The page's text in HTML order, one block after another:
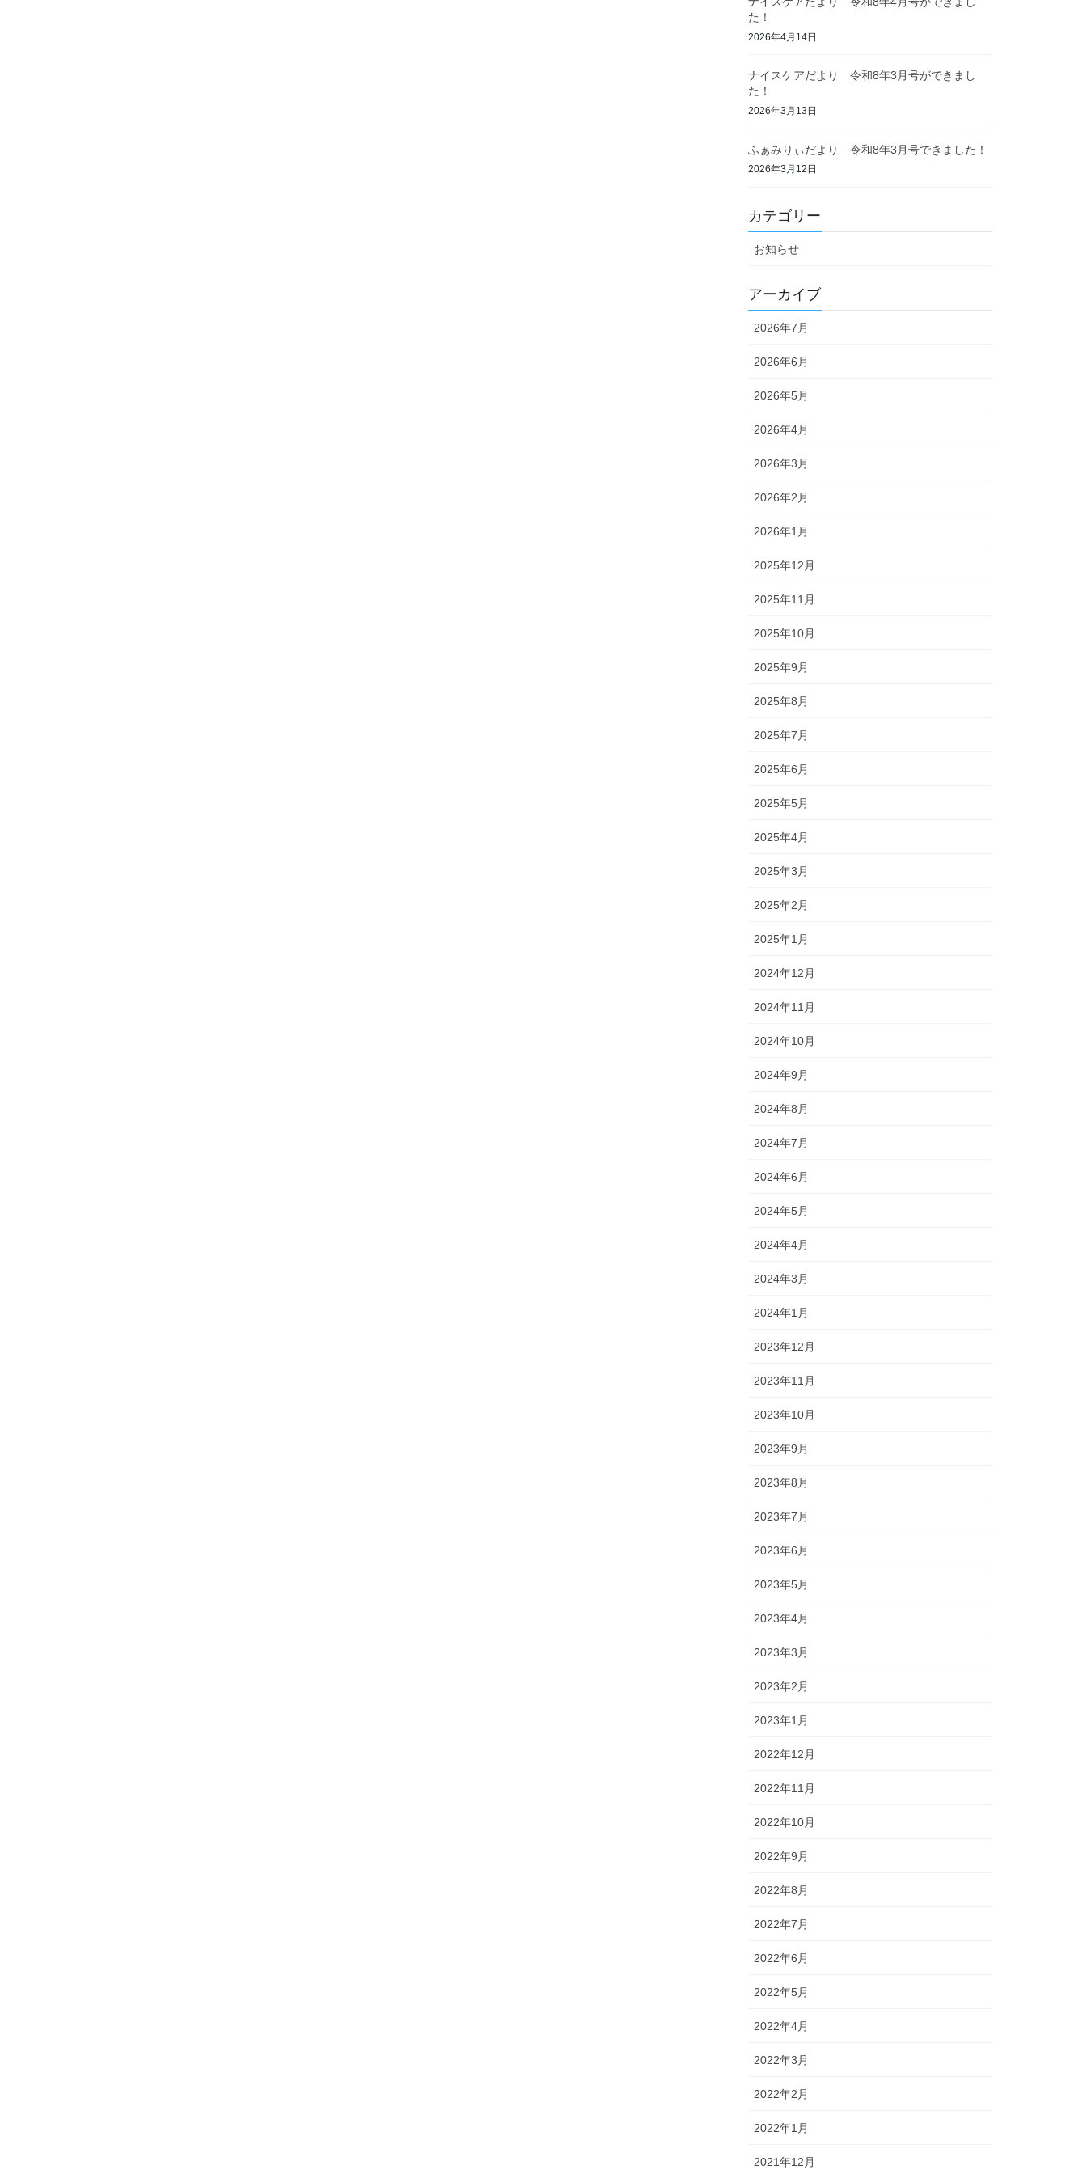
た！
2026年4月14日
ナイスケアだより 令和8年3月号ができまし
た！
2026年3月13日
ふぁみりぃだより 令和8年3月号できました！
2026年3月12日
カテゴリー
お知らせ
アーカイブ
2026年7月
2026年6月
2026年5月
2026年4月
2026年3月
2026年2月
2026年1月
2025年12月
2025年11月
2025年10月
2025年9月
2025年8月
2025年7月
2025年6月
2025年5月
2025年4月
2025年3月
2025年2月
2025年1月
2024年12月
2024年11月
2024年10月
2024年9月
2024年8月
2024年7月
2024年6月
2024年5月
2024年4月
2024年3月
2024年1月
2023年12月
2023年11月
2023年10月
2023年9月
2023年8月
2023年7月
2023年6月
2023年5月
2023年4月
2023年3月
2023年2月
2023年1月
2022年12月
2022年11月
2022年10月
2022年9月
2022年8月
2022年7月
2022年6月
2022年5月
2022年4月
2022年3月
2022年2月
2022年1月
2021年12月